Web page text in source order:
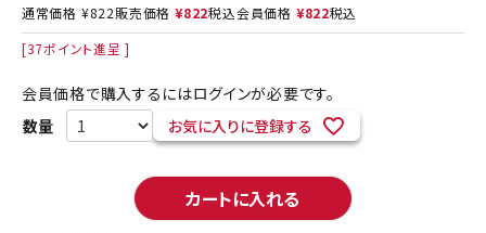
通常価格 ¥822販売価格 ¥822税込会員価格 ¥822税込
[37ポイント進呈 ]
会員価格で購入するにはログインが必要です。
お気に入りに登録する
カートに入れる